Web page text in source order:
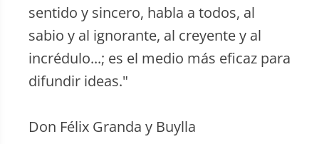
sentido y sincero, habla a todos, al
sabio y al ignorante, al creyente y al
incrédulo...; es el medio más eficaz para
difundir ideas."
Don Félix Granda y Buylla